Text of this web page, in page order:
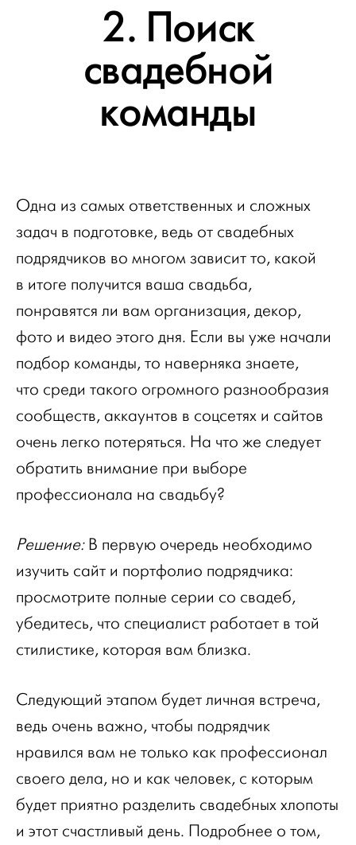
2. Поиск
свадебной
команды
Одна из самых ответственных и сложных
задач в подготовке, ведь от свадебных
подрядчиков во многом зависит то, какой
в итоге получится ваша свадьба,
понравятся ли вам организация, декор,
фото и видео этого дня. Если вы уже начали
подбор команды, то наверняка знаете,
что среди такого огромного разнообразия
сообществ, аккаунтов в соцсетях и сайтов
очень легко потеряться. На что же следует
обратить внимание при выборе
профессионала на свадьбу?
Решение:В первую очередь необходимо
изучить сайт и портфолио подрядчика:
просмотрите полные серии со свадеб,
убедитесь, что специалист работает в той
стилистике, которая вам близка.
Следующий этапом будет личная встреча,
ведь очень важно, чтобы подрядчик
нравился вам не только как профессионал
своего дела, но и как человек, с которым
будет приятно разделить свадебных хлопоты
и этот счастливый день. Подробнее о том,